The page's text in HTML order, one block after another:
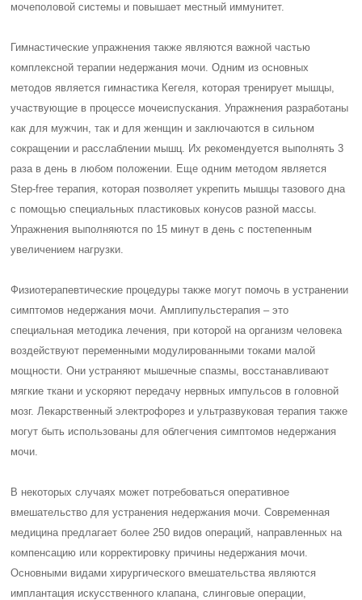
мочеполовой системы и повышает местный иммунитет.
Гимнастические упражнения также являются важной частью
комплексной терапии недержания мочи. Одним из основных
методов является гимнастика Кегеля, которая тренирует мышцы,
участвующие в процессе мочеиспускания. Упражнения разработаны
как для мужчин, так и для женщин и заключаются в сильном
сокращении и расслаблении мышц. Их рекомендуется выполнять 3
раза в день в любом положении. Еще одним методом является
Step-free терапия, которая позволяет укрепить мышцы тазового дна
с помощью специальных пластиковых конусов разной массы.
Упражнения выполняются по 15 минут в день с постепенным
увеличением нагрузки.
Физиотерапевтические процедуры также могут помочь в устранении
симптомов недержания мочи. Амплипульстерапия – это
специальная методика лечения, при которой на организм человека
воздействуют переменными модулированными токами малой
мощности. Они устраняют мышечные спазмы, восстанавливают
мягкие ткани и ускоряют передачу нервных импульсов в головной
мозг. Лекарственный электрофорез и ультразвуковая терапия также
могут быть использованы для облегчения симптомов недержания
мочи.
В некоторых случаях может потребоваться оперативное
вмешательство для устранения недержания мочи. Современная
медицина предлагает более 250 видов операций, направленных на
компенсацию или корректировку причины недержания мочи.
Основными видами хирургического вмешательства являются
имплантация искусственного клапана, слинговые операции,